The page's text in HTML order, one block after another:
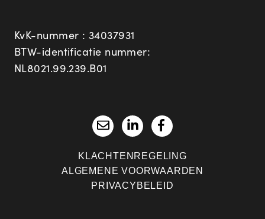
KvK-nummer : 34037931
BTW-identificatie nummer:
NL8021.99.239.B01
KLACHTENREGELING
ALGEMENE VOORWAARDEN
PRIVACYBELEID